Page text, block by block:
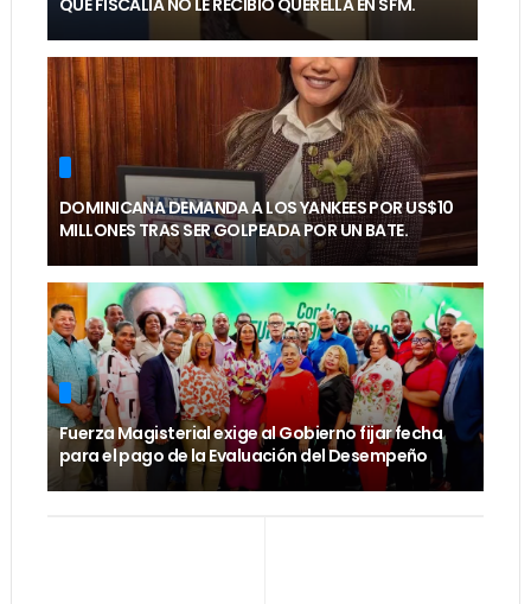
QUE FISCALÍA NO LE RECIBIÓ QUERELLA EN SFM.
DOMINICANA DEMANDA A LOS YANKEES POR US$10
MILLONES TRAS SER GOLPEADA POR UN BATE.
Fuerza Magisterial exige al Gobierno fijar fecha
para el pago de la Evaluación del Desempeño